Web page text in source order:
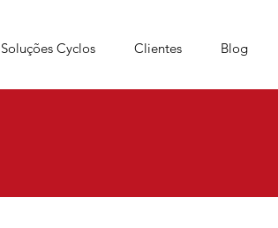
Soluções Cyclos Clientes Blog